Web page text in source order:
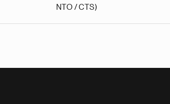
NTO / CTS)